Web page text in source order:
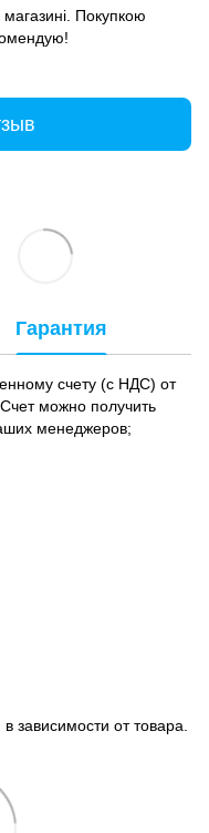
Покупкою
Гарантия
счету (с НДС) от
можно получить
менеджеров;
зависимости от товара.